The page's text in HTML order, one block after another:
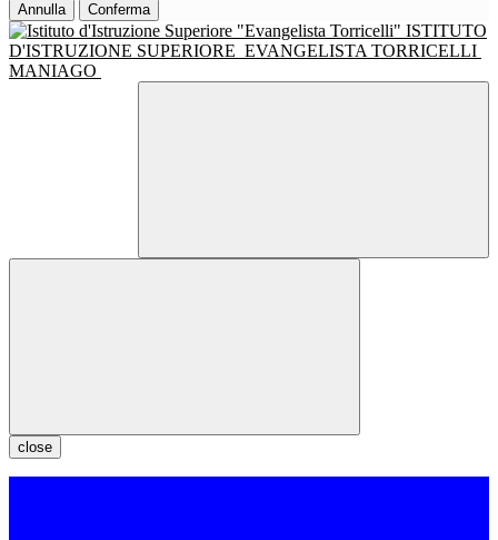
Annulla Conferma
ISTITUTO
D'ISTRUZIONE SUPERIORE EVANGELISTA TORRICELLI
MANIAGO
close